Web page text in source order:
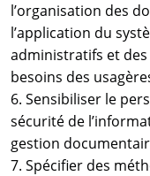
l’organisation des
l’application du
administratifs et
besoins des
6. Sensibiliser le
sécurité de
gestion
7. Spécifier des